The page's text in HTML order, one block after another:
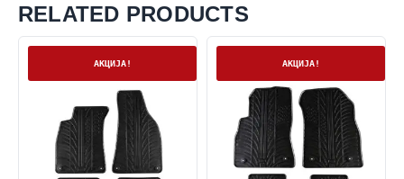
RELATED PRODUCTS
АКЦИЈА! АКЦИЈА!